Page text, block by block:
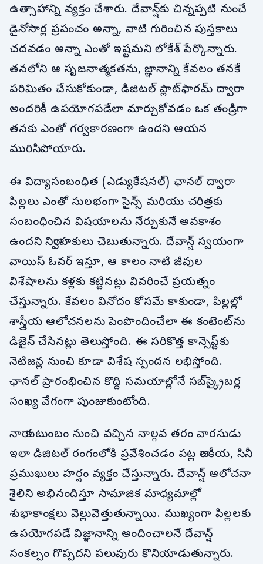
ఉత్సాహాన్ని వ్యక్తం చేశారు. దేవాన్ష్‌కు చిన్నప్పటి నుంచే
డైనోసార్ల ప్రపంచం అన్నా, వాటి గురించిన పుస్తకాలు
చదవడం అన్నా ఎంతో ఇష్టమని లోకేశ్ పేర్కొన్నారు.
తనలోని ఆ సృజనాత్మకతను, జ్ఞానాన్ని కేవలం తనకే
పరిమితం చేసుకోకుండా, డిజిటల్ ప్లాట్‌ఫారమ్ ద్వారా
అందరికీ ఉపయోగపడేలా మార్చుకోవడం ఒక తండ్రిగా
తనకు ఎంతో గర్వకారణంగా ఉందని ఆయన
మురిసిపోయారు.
ఈ విద్యాసంబంధిత (ఎడ్యుకేషనల్) ఛానల్ ద్వారా
పిల్లలు ఎంతో సులభంగా సైన్స్ మరియు చరిత్రకు
సంబంధించిన విషయాలను నేర్చుకునే అవకాశం
ఉందని నిర్వాహకులు చెబుతున్నారు. దేవాన్ష్ స్వయంగా
వాయిస్ ఓవర్ ఇస్తూ, ఆ కాలం నాటి జీవుల
విశేషాలను కళ్లకు కట్టినట్లు వివరించే ప్రయత్నం
చేస్తున్నారు. కేవలం వినోదం కోసమే కాకుండా, పిల్లల్లో
శాస్త్రీయ ఆలోచనలను పెంపొందించేలా ఈ కంటెంట్‌ను
డిజైన్ చేసినట్లు తెలుస్తోంది. ఈ సరికొత్త కాన్సెప్ట్‌కు
నెటిజన్ల నుంచి కూడా విశేష స్పందన లభిస్తోంది.
ఛానల్ ప్రారంభించిన కొద్ది సమయాల్లోనే సబ్‌స్క్రైబర్ల
సంఖ్య వేగంగా పుంజుకుంటోంది.
నారా కుటుంబం నుంచి వచ్చిన నాల్గవ తరం వారసుడు
ఇలా డిజిటల్ రంగంలోకి ప్రవేశించడం పట్ల రాజకీయ, సినీ
ప్రముఖులు హర్షం వ్యక్తం చేస్తున్నారు. దేవాన్ష్ ఆలోచనా
శైలిని అభినందిస్తూ సామాజిక మాధ్యమాల్లో
శుభాకాంక్షలు వెల్లువెత్తుతున్నాయి. ముఖ్యంగా పిల్లలకు
ఉపయోగపడే విజ్ఞానాన్ని అందించాలనే దేవాన్ష్
సంకల్పం గొప్పదని పలువురు కొనియాడుతున్నారు.